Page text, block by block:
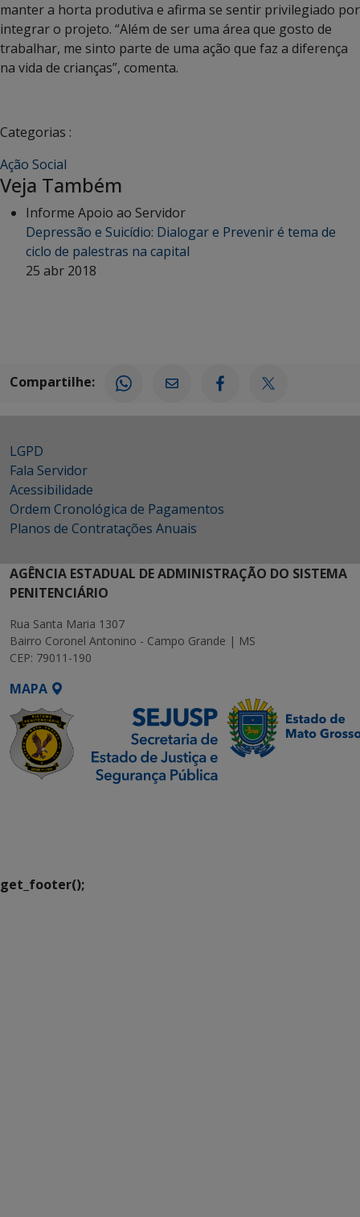
manter a horta produtiva e afirma se sentir privilegiado por
integrar o projeto. “Além de ser uma área que gosto de
trabalhar, me sinto parte de uma ação que faz a diferença
na vida de crianças”, comenta.
Categorias :
Ação Social
Veja Também
Informe Apoio ao Servidor
Depressão e Suicídio: Dialogar e Prevenir é tema de
ciclo de palestras na capital
25 abr 2018
Compartilhe:
LGPD
Fala Servidor
Acessibilidade
Ordem Cronológica de Pagamentos
Planos de Contratações Anuais
AGÊNCIA ESTADUAL DE ADMINISTRAÇÃO DO SISTEMA
PENITENCIÁRIO
Rua Santa Maria 1307
Bairro Coronel Antonino - Campo Grande | MS
CEP: 79011-190
MAPA
get_footer();